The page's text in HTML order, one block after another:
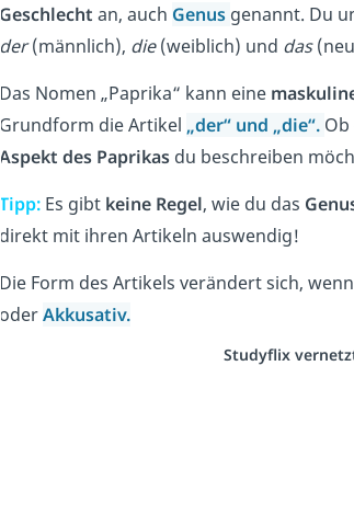
Geschlecht an, auch Genus genannt. Du
der(männlich), die(weiblich) und das
Das Nomen „Paprika“ kann eine
Grundform die Artikel „der“ und „die“.
Aspekt des Paprikasdu beschreiben
Tipp:Es gibt keine Regel, wie du das
direkt mit ihren Artikeln auswendig!
Die Form des Artikels verändert sich,
oderAkkusativ.
Studyflix